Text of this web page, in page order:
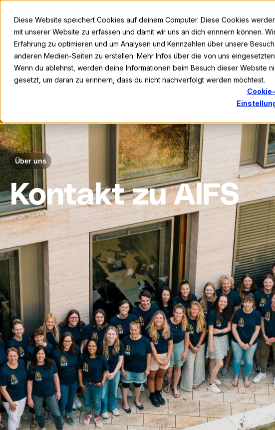
Diese Website speichert Cookies auf deinem Computer. Diese Cookies
mit unserer Website zu erfassen und damit wir uns an dich erinnern können.
Erfahrung zu optimieren und um Analysen und Kennzahlen über unsere
anderen Medien-Seiten zu erstellen. Mehr Infos über die von uns
Wenn du ablehnst, werden deine Informationen beim Besuch dieser Website
gesetzt, um daran zu erinnern, dass du nicht nachverfolgt werden möchtest.
Cookie-
Über uns
Kontakt zu AIFS